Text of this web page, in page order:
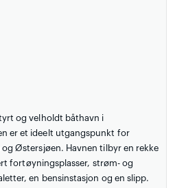
og velholdt båthavn i
er et ideelt utgangspunkt for
Østersjøen. Havnen tilbyr en rekke
fortøyningsplasser, strøm- og
en bensinstasjon og en slipp.